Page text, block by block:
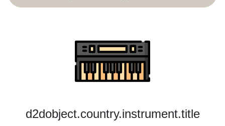
d2dobject.country.instrument.title